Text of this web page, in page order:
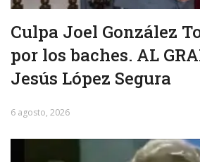
Culpa Joel González
por los baches. AL
Jesús López Segura
6 agosto, 2026